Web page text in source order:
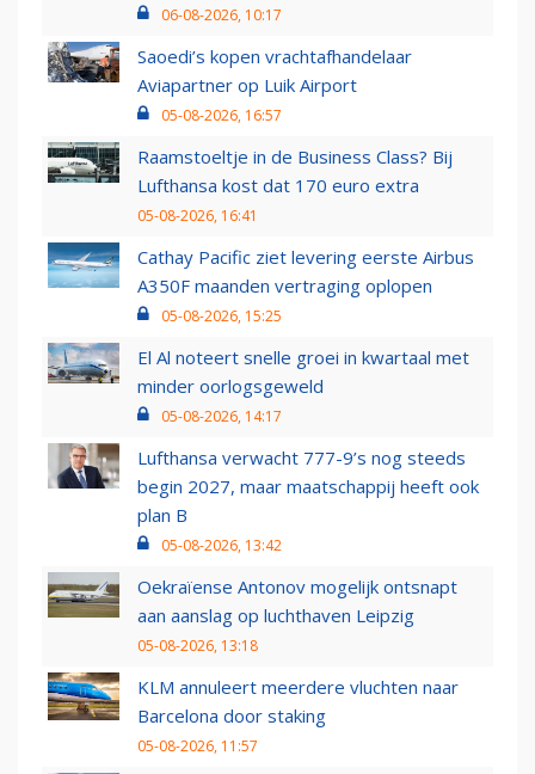
06-08-2026, 10:17
Saoedi’s kopen vrachtafhandelaar
Aviapartner op Luik Airport
05-08-2026, 16:57
Raamstoeltje in de Business Class? Bij
Lufthansa kost dat 170 euro extra
05-08-2026, 16:41
Cathay Pacific ziet levering eerste Airbus
A350F maanden vertraging oplopen
05-08-2026, 15:25
El Al noteert snelle groei in kwartaal met
minder oorlogsgeweld
05-08-2026, 14:17
Lufthansa verwacht 777-9’s nog steeds
begin 2027, maar maatschappij heeft ook
plan B
05-08-2026, 13:42
Oekraïense Antonov mogelijk ontsnapt
aan aanslag op luchthaven Leipzig
05-08-2026, 13:18
KLM annuleert meerdere vluchten naar
Barcelona door staking
05-08-2026, 11:57